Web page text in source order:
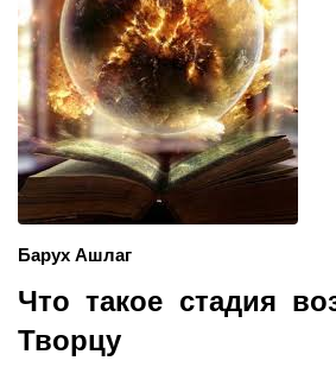
Барух Ашлаг
Что такое стадия
Творцу